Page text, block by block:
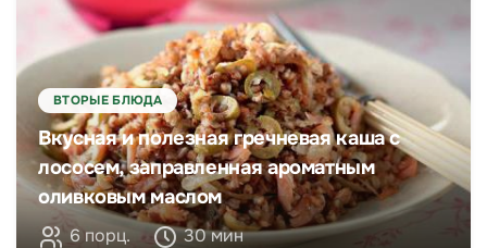
ВТОРЫЕ БЛЮДА
Вкусная и полезная гречневая каша с
лососем, заправленная ароматным
оливковым маслом
6 порц. 30 мин